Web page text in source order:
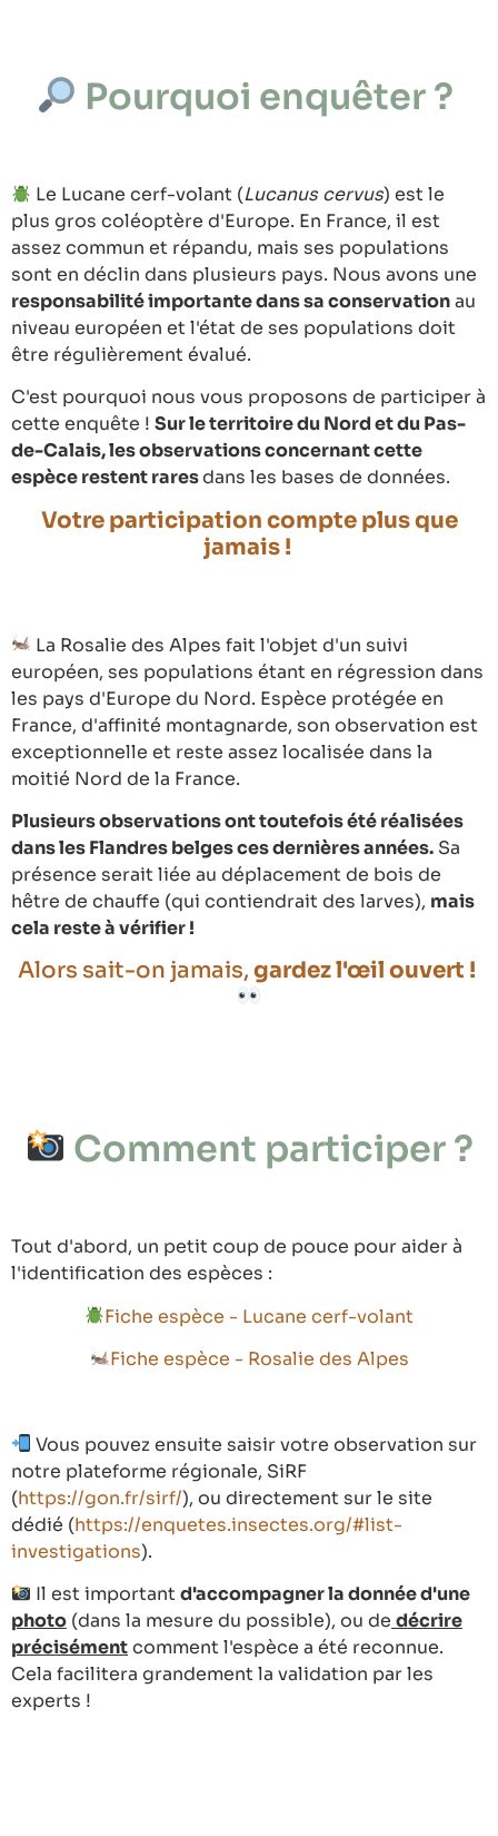
Pourquoi enquêter ?
Le Lucane cerf-volant (Lucanus cervus) est le
plus gros coléoptère d'Europe. En France, il est
assez commun et répandu, mais ses populations
sont en déclin dans plusieurs pays. Nous avons une
responsabilité importante dans sa conservationau
niveau européen et l'état de ses populations doit
être régulièrement évalué.
C'est pourquoi nous vous proposons de participer à
cette enquête ! Sur le territoire du Nord et du Pas-
de-Calais, les observations concernant cette
espèce restent raresdans les bases de données.
Votre participation compte plus que
jamais !
La Rosalie des Alpes fait l'objet d'un suivi
européen, ses populations étant en régression dans
les pays d'Europe du Nord. Espèce protégée en
France, d'affinité montagnarde, son observation est
exceptionnelle et reste assez localisée dans la
moitié Nord de la France.
Plusieurs observations ont toutefois été réalisées
dans les Flandres belges ces dernières années. Sa
présence serait liée au déplacement de bois de
hêtre de chauffe (qui contiendrait des larves), mais
cela reste à vérifier !
Alors sait-on jamais, gardez l'œil ouvert !
Comment participer ?
Tout d'abord, un petit coup de pouce pour aider à
l'identification des espèces :
Fiche espèce - Lucane cerf-volant
Fiche espèce - Rosalie des Alpes
Vous pouvez ensuite saisir votre observation sur
notre plateforme régionale, SiRF
(https://gon.fr/sirf/), ou directement sur le site
dédié (https://enquetes.insectes.org/#list-
investigations).
Il est importantd'accompagner la donnée d'une
photo (dans la mesure du possible), ou de décrire
précisémentcomment l'espèce a été reconnue.
Cela facilitera grandement la validation par les
experts !